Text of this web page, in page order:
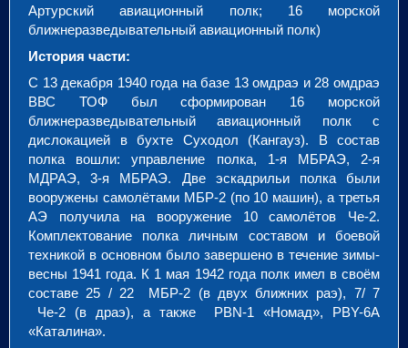
Артурский авиационный полк; 16 морской
ближнеразведывательный авиационный полк)
История части:
С 13 декабря 1940 года на базе 13 омдраэ и 28 омдраэ
ВВС ТОФ был сформирован 16 морской
ближнеразведывательный авиационный полк с
дислокацией в бухте Суходол (Кангауз). В состав
полка вошли: управление полка, 1-я МБРАЭ, 2-я
МДРАЭ, 3-я МБРАЭ. Две эскадрильи полка были
вооружены самолётами МБР-2 (по 10 машин), а третья
АЭ получила на вооружение 10 самолётов Че-2.
Комплектование полка личным составом и боевой
техникой в основном было завершено в течение зимы-
весны 1941 года. К 1 мая 1942 года полк имел в своём
составе 25 / 22 МБР-2 (в двух ближних раэ), 7/ 7
Че-2 (в драэ), а также PBN-1 «Номад», PBY-6A
«Каталина».